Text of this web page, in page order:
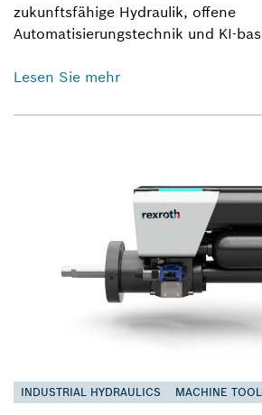
zukunftsfähige Hydraulik, offene
Automatisierungstechnik und KI-
Lesen Sie mehr
INDUSTRIAL HYDRAULICS MACHINE